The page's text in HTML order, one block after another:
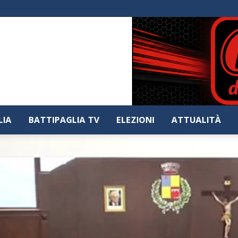
BATTIPAGLIA TV ELEZIONI ATTUALITÀ